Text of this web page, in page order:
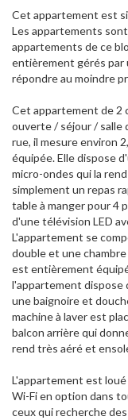
Cet appartement est
Les appartements
appartements de ce
entièrement gérés par
répondre au moindre
Cet appartement de 2
ouverte / séjour / salle
rue, il mesure environ
équipée. Elle dispose
micro-ondes qui la
simplement un repas
table à manger pour 4
d'une télévision LED
L'appartement se
double et une chambre
est entièrement
l'appartement dispose
une baignoire et
machine à laver est
balcon arrière qui
rend très aéré et
L'appartement est
Wi-Fi en option dans
ceux qui recherche